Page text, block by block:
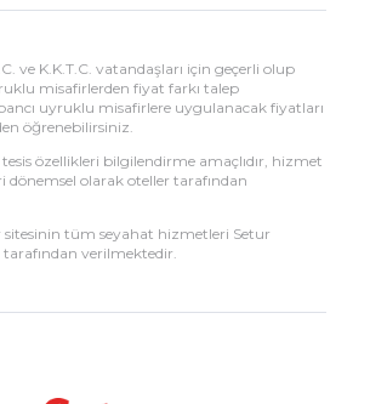
ve K.K.T.C. vatandaşları için geçerli olup
misafirlerden fiyat farkı talep
uyruklu misafirlere uygulanacak fiyatları
öğrenebilirsiniz.
özellikleri bilgilendirme amaçlıdır, hizmet
dönemsel olarak oteller tarafından
tüm seyahat hizmetleri Setur
verilmektedir.